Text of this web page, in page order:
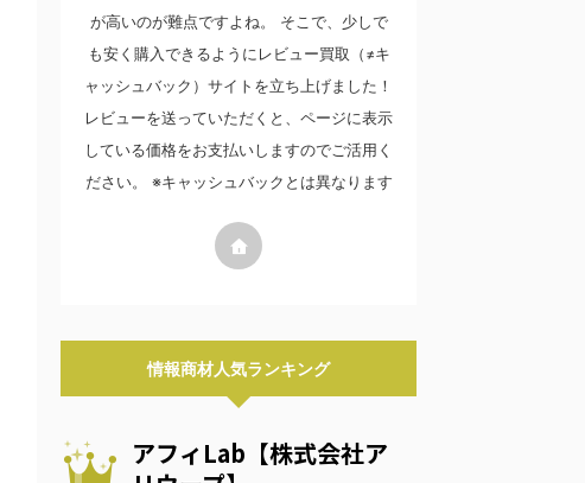
が高いのが難点ですよね。 そこで、少しで
も安く購入できるようにレビュー買取（≠キ
ャッシュバック）サイトを立ち上げました！
レビューを送っていただくと、ページに表示
している価格をお支払いしますのでご活用く
ださい。 ※キャッシュバックとは異なります
情報商材人気ランキング
アフィLab【株式会社ア